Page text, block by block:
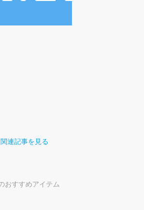
連記事を見る
おすすめアイテム